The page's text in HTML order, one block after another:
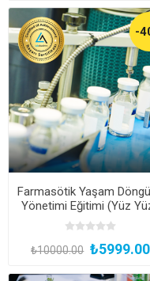
-
Farmasötik Yaşam
Yönetimi Eğitimi (Yüz
Bireysel Uygulamalı veya
Hibrit)
₺10000.00 ₺5999.00